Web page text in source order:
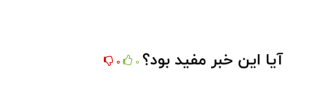
آیا این خبر مفید بود؟ 0
0